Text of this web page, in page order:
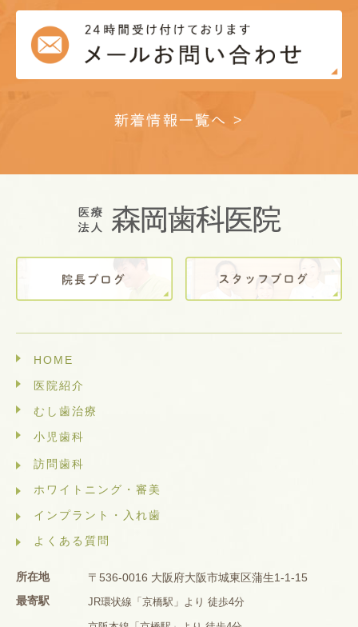
新着情報一覧へ >
HOME
医院紹介
むし歯治療
小児歯科
訪問歯科
ホワイトニング・審美
インプラント・入れ歯
よくある質問
所在地
〒536-0016 大阪府大阪市城東区蒲生1-1-15
最寄駅
JR環状線「京橋駅」より 徒歩4分